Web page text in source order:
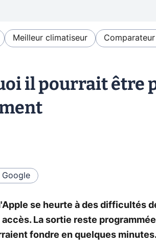
Meilleur climatiseur
il pourrait être
Google
se heurte à des difficultés
La sortie reste
fondre en quelques